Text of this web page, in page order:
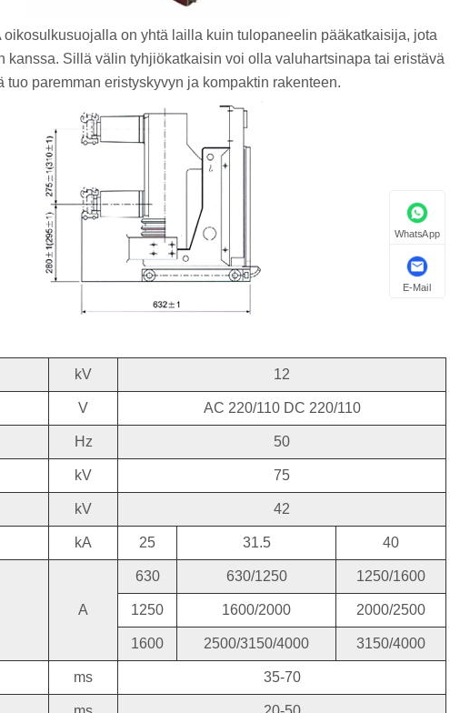
on yhtä lailla kuin tulopaneelin pääkatkaisija, jota
Sillä välin tyhjiökatkaisin voi olla valuhartsinapa tai eristävä
paremman eristyskyvyn ja kompaktin rakenteen.
kV 12
V AC 220/110 DC 220/110
Hz 50
kV 75
kV 42
kA 25 31.5 40
A
630 630/1250 1250/1600
1250 1600/2000 2000/2500
1600 2500/3150/4000 3150/4000
ms 35-70
WhatsApp
E-Mail